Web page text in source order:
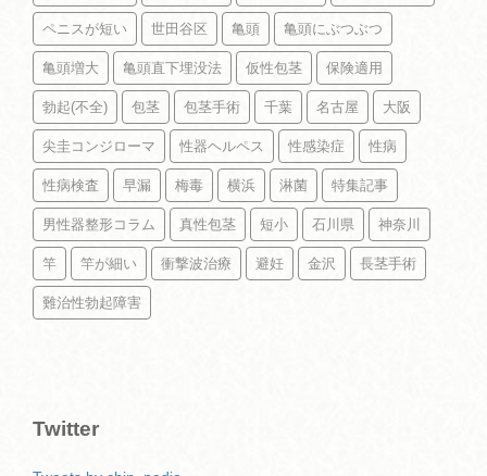
ペニスが短い 世田谷区 亀頭 亀頭にぶつぶつ
亀頭増大 亀頭直下埋没法 仮性包茎 保険適用
勃起(不全) 包茎 包茎手術 千葉 名古屋 大阪
尖圭コンジローマ 性器ヘルペス 性感染症 性病
性病検査 早漏 梅毒 横浜 淋菌 特集記事
男性器整形コラム 真性包茎 短小 石川県 神奈川
竿 竿が細い 衝撃波治療 避妊 金沢 長茎手術
難治性勃起障害
Twitter